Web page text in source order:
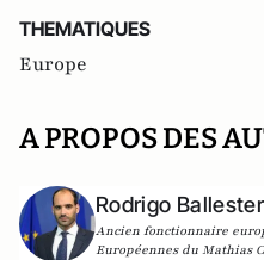
THEMATIQUES
Europe
A PROPOS DES
Rodrigo Ballester
Ancien fonctionnaire
Européennes du Mathias